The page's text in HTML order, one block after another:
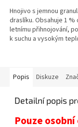
Hnojivo s jemnou
draslíku. Obsahuje 1
letnímu přihnojování,
k suchu a vysokým
Popis Diskuze
Detailní popis
Pouze